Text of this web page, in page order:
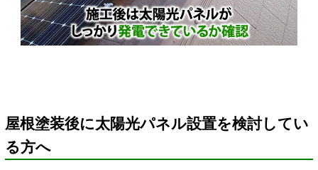
屋根塗装後に太陽光パネル設置を検討してい
る方へ